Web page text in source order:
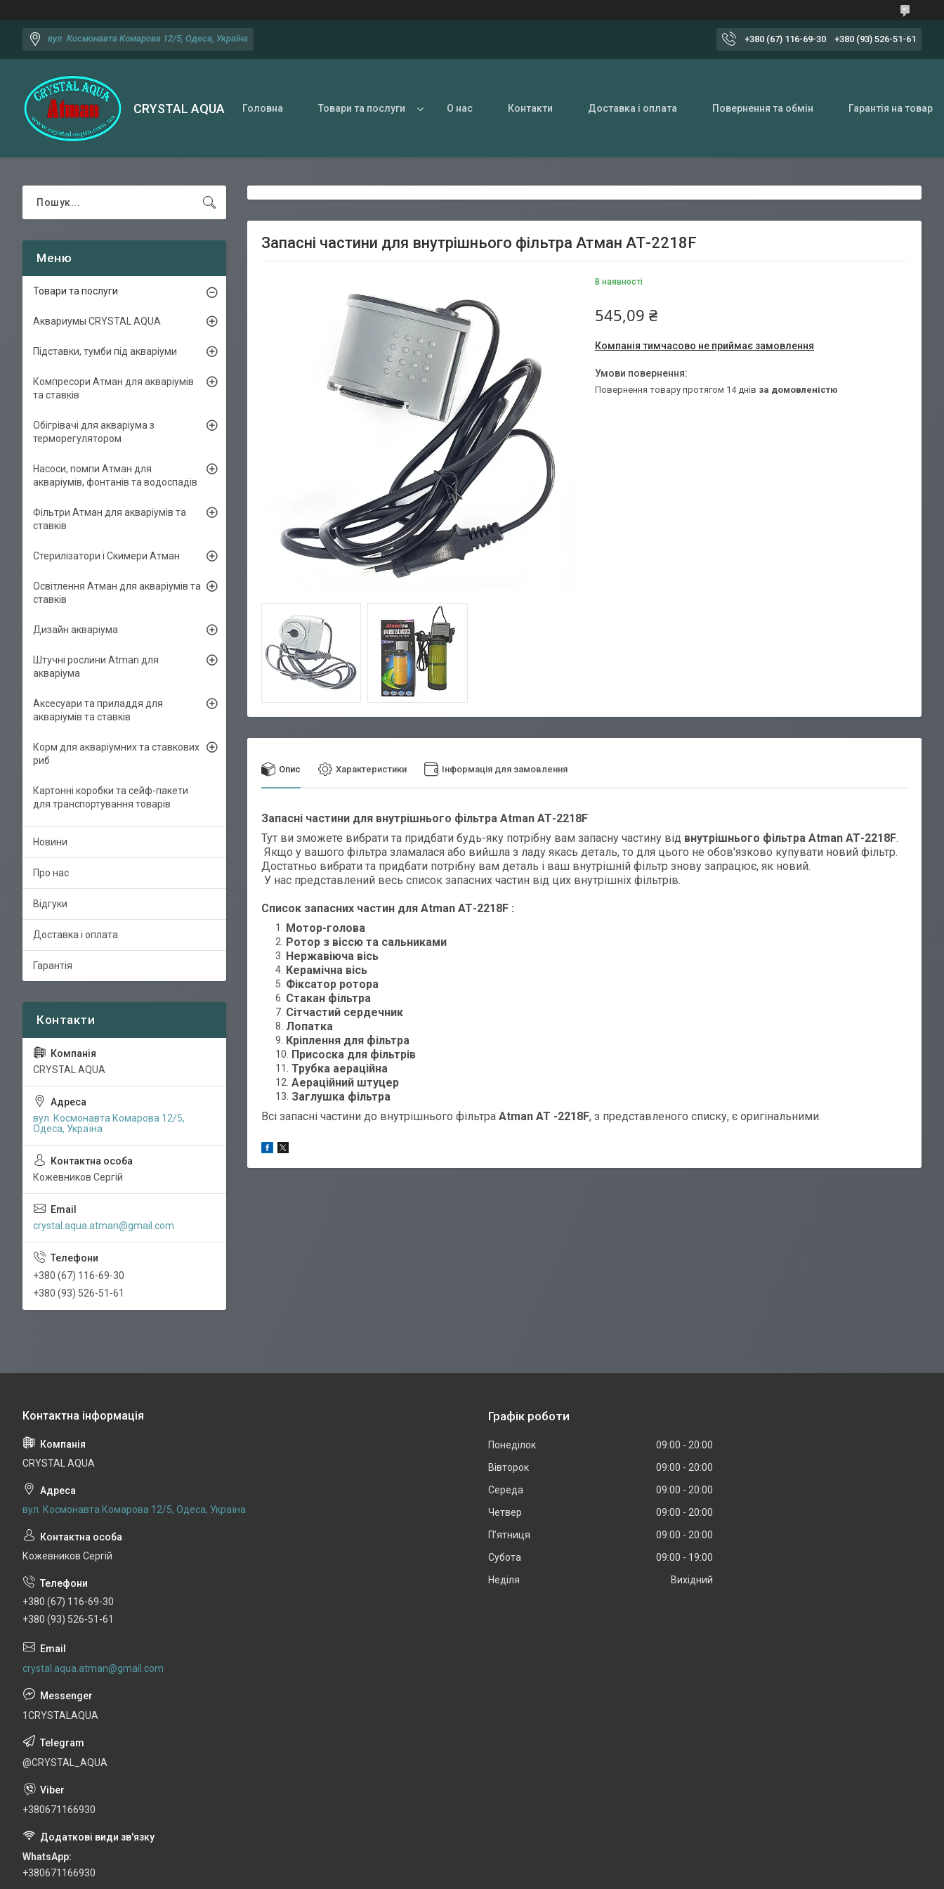
вул. Космонавта Комарова 12/5, Одеса, Україна +380 (67) 116-69-30 +380 (93) 526-51-61
CRYSTAL AQUA Головна Товари та послуги О нас Контакти Доставка і оплата Повернення та обмін Гарантія на товар
Запасні частини для внутрішнього фільтра Атман АТ-2218F
В наявності
545,09 ₴
Компанія тимчасово не приймає замовлення
повернення товару протягом 14 днів за домовленістю
Опис Характеристики Інформація для замовлення
Запасні частини для внутрішнього фільтра Atman АТ-2218F
Тут ви зможете вибрати та придбати будь-яку потрібну вам запасну частину від внутрішнього фільтра Atman АТ-2218F.
Якщо у вашого фільтра зламалася або вийшла з ладу якась деталь, то для цього не обов'язково купувати новий фільтр.
Достатньо вибрати та придбати потрібну вам деталь і ваш внутрішній фільтр знову запрацює, як новий.
У нас представлений весь список запасних частин від цих внутрішніх фільтрів.
Список запасних частин для Atman АТ-2218F :
Мотор-голова
Ротор з віссю та сальниками
Нержавіюча вісь
Керамічна вісь
Фіксатор ротора
Стакан фільтра
Сітчастий сердечник
Лопатка
Кріплення для фільтра
Присоска для фільтрів
Трубка аераційна
Аераційний штуцер
Заглушка фільтра
Всі запасні частини до внутрішнього фільтра Atman АТ -2218F, з представленого списку, є оригінальними.
Товари та послуги
Аквариумы CRYSTAL AQUA
Підставки, тумби під акваріуми
Компресори Атман для акваріумів
та ставків
Обігрівачі для акваріума з
терморегулятором
Насоси, помпи Атман для
акваріумів, фонтанів та водоспадів
Фільтри Атман для акваріумів та
ставків
Стерилізатори і Скимери Атман
Освітлення Атман для акваріумів та
ставків
Дизайн акваріума
Штучні рослини Atman для
акваріума
Аксесуари та приладдя для
акваріумів та ставків
Корм для акваріумних та ставкових
риб
Картонні коробки та сейф-пакети
для транспортування товарів
Новини
Про нас
Відгуки
Доставка і оплата
Гарантія
CRYSTAL AQUA
вул. Космонавта Комарова 12/5,
Одеса, Україна
Кожевников Сергій
crystal.aqua.atman@gmail.com
+380 (67) 116-69-30
+380 (93) 526-51-61
CRYSTAL AQUA
вул. Космонавта Комарова 12/5, Одеса, Україна
Кожевников Сергій
+380 (67) 116-69-30
+380 (93) 526-51-61
crystal.aqua.atman@gmail.com
1CRYSTALAQUA
@CRYSTAL_AQUA
+380671166930
WhatsApp
+380671166930
Графік роботи
Понеділок 09:00
20:00
Вівторок
09:00
20:00
Середа
09:00
20:00
Четвер
09:00
20:00
Пʼятниця
09:00
20:00
Субота
09:00
19:00
Неділя
Вихідний